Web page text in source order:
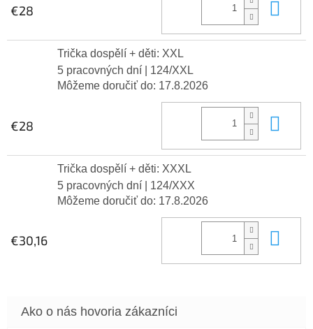
€28
Trička dospělí + děti: XXL
5 pracovných dní
| 124/XXL
Môžeme doručiť do: 17.8.2026
€28
Trička dospělí + děti: XXXL
5 pracovných dní
| 124/XXX
Môžeme doručiť do: 17.8.2026
€30,16